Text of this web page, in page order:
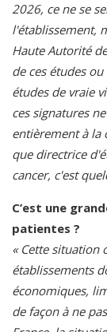
2026, ce ne se
l'établissement,
Haute Autorité
de ces études
études de vraie
ces signatures
entièrement à la
que directrice
cancer, c'est
C’est une
patientes ?
« Cette situation
établissements
économiques,
de façon à ne